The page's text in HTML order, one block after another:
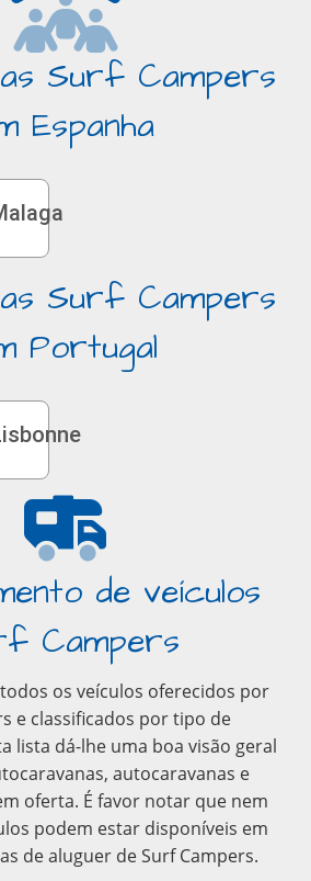
Surf Campers
Espanha
Surf Campers
Portugal
de veículos
Campers
os veículos oferecidos por
e classificados por tipo de
lista dá-lhe uma boa visão geral
autocaravanas e
oferta. É favor notar que nem
podem estar disponíveis em
de aluguer de Surf Campers.